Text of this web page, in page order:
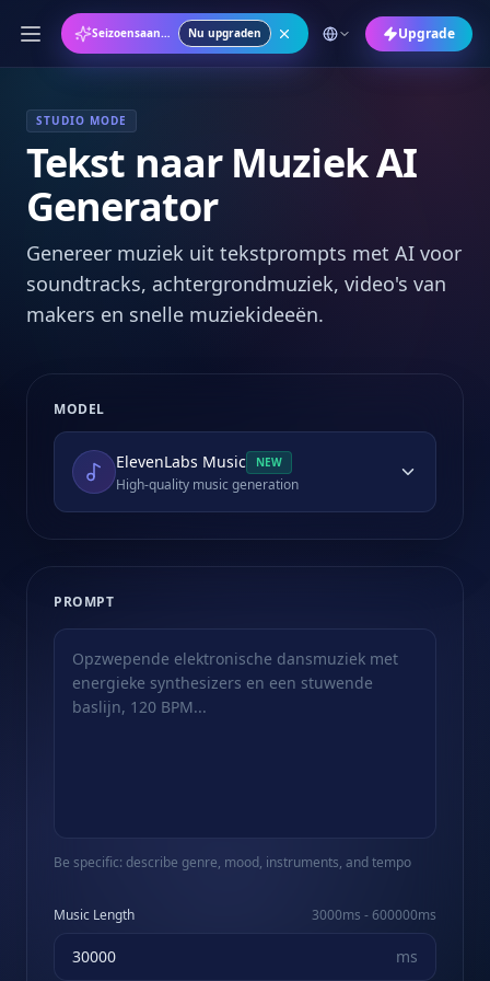
Seizoensaanbieding: Jaarplan met 50% KORTING Nu upgraden Upgrade
STUDIO MODE
Tekst naar Muziek AI
Generator
Genereer muziek uit tekstprompts met AI voor
soundtracks, achtergrondmuziek, video's van
makers en snelle muziekideeën.
MODEL
ElevenLabs Music NEW
High-quality music generation
PROMPT
Be specific: describe genre, mood, instruments, and tempo
Music Length 3000ms -600000ms
ms